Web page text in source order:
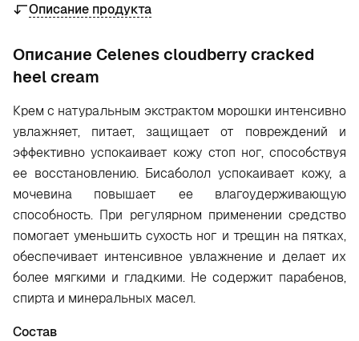
Описание продукта
Oписание Celenes cloudberry cracked
heel cream
Крем с натуральным экстрактом морошки интенсивно
увлажняет, питает, защищает от повреждений и
эффективно успокаивает кожу стоп ног, способствуя
ее восстановлению. Бисаболол успокаивает кожу, а
мочевина повышает ее влагоудерживающую
способность. При регулярном применении средство
помогает уменьшить сухость ног и трещин на пятках,
обеспечивает интенсивное увлажнение и делает их
более мягкими и гладкими. Не содержит парабенов,
спирта и минеральных масел.
Состав